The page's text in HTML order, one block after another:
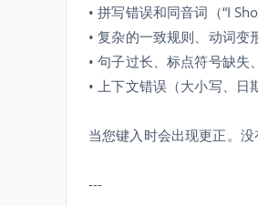
• 拼写错误和同音词（“I
• 复杂的一致规则、动词
• 句子过长、标点符号缺失
• 上下文错误（大小写、日
当您键入时会出现更正。没
---